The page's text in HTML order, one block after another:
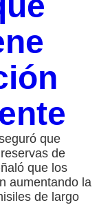
que
de
que los
aumentando la
de largo